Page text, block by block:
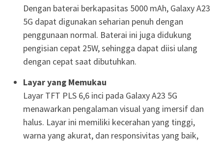
Dengan baterai berkapasitas 5000 mAh, Galaxy A23
5G dapat digunakan seharian penuh dengan
penggunaan normal. Baterai ini juga didukung
pengisian cepat 25W, sehingga dapat diisi ulang
dengan cepat saat dibutuhkan.
Layar yang Memukau
Layar TFT PLS 6,6 inci pada Galaxy A23 5G
menawarkan pengalaman visual yang imersif dan
halus. Layar ini memiliki kecerahan yang tinggi,
warna yang akurat, dan responsivitas yang baik,